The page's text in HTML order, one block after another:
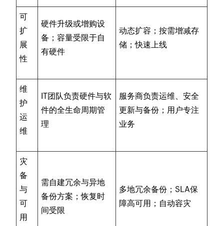
可
扩
展
性
硬件升级或增购设
备；容量受限于自
有硬件
动态扩容；按需增减存
储；快速上线
维
护
运
维
IT团队负责硬件与软
件的全生命周期管
理
服务商负责运维、安全
更新与备份；用户专注
业务
灾
备
与
可
用
需自建冗余与异地
备份方案；恢复时
间受限
多地冗余备份；SLA保
障高可用；自动容灾